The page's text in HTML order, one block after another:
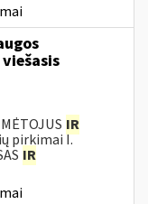
IR
pirkimai I.
IR